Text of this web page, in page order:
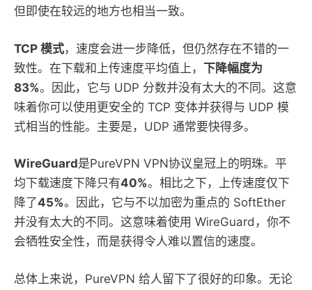
但即使在较远的地方也相当一致。
TCP 模式，速度会进一步降低，但仍然存在不错的一
致性。在下载和上传速度平均值上， 下降幅度为
83%。因此，它与 UDP 分数并没有太大的不同。这意
味着你可以使用更安全的 TCP 变体并获得与 UDP 模
式相当的性能。主要是，UDP 通常要快得多。
WireGuard是PureVPN VPN协议皇冠上的明珠。平
均下载速度下降只有40%。相比之下，上传速度仅下
降了45%。因此，它与不以加密为重点的 SoftEther
并没有太大的不同。这意味着使用 WireGuard，你不
会牺牲安全性，而是获得令人难以置信的速度。
总体上来说，PureVPN 给人留下了很好的印象。无论